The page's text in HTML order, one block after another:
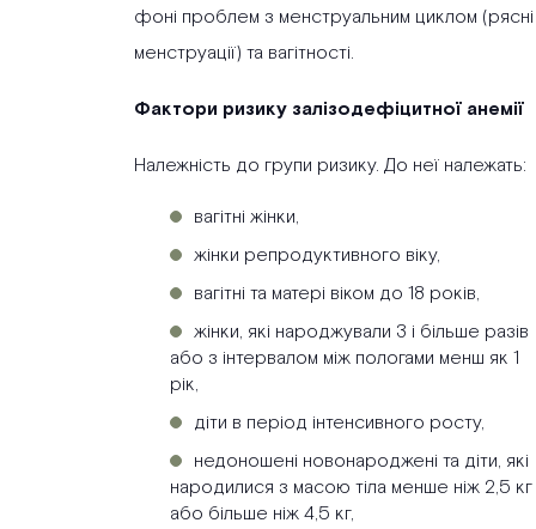
фоні проблем з менструальним циклом (рясні
менструації) та вагітності.
Фактори ризику залізодефіцитної анемії
Належність до групи ризику. До неї належать:
вагітні жінки,
жінки репродуктивного віку,
вагітні та матері віком до 18 років,
жінки, які народжували 3 і більше разів
або з інтервалом між пологами менш як 1
рік,
діти в період інтенсивного росту,
недоношені новонароджені та діти, які
народилися з масою тіла менше ніж 2,5 кг
або більше ніж 4,5 кг,